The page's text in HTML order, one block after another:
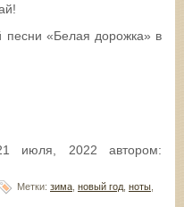
песни «Белая дорожка» в
июля, 2022 автором:
Метки: зима новый год ноты